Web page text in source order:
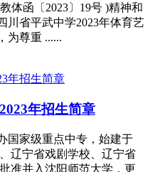
体函〔2023〕19号 )精神和
川省平武中学2023年体育艺
为尊重 ......
年招生简章
国家级重点中专，始建于
辽宁省戏剧学校、辽宁省
准并入沈阳师范大学，更